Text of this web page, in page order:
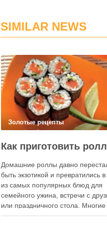
SIMILAR NEWS
Золотые рецепты
Домашние роллы давно
быть экзотикой и превратились
из самых популярных блюд для
семейного ужина, встречи с
или праздничного стола. Многие
считают, что приготовление